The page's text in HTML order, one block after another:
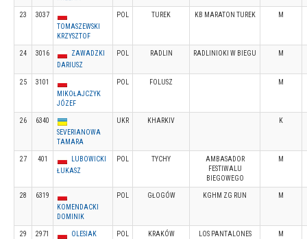
23
3037
TOMASZEWSKI
KRZYSZTOF
POL TUREK KB MARATON TUREK M
24 3016
ZAWADZKI
DARIUSZ
POL RADLIN RADLINIOKI W BIEGU M
25
3101
MIKOŁAJCZYK
JÓZEF
POL FOLUSZ M
26
6340
SEVERIANOWA
TAMARA
UKR KHARKIV K
27 401
LUBOWICKI
ŁUKASZ
POL TYCHY
AMBASADOR
FESTIWALU
BIEGOWEGO
M
28
6319
KOMENDACKI
DOMINIK
POL GŁOGÓW KGHM ZG RUN M
29 2971
OLESIAK
POL KRAKÓW
LOS PANTALONES
M